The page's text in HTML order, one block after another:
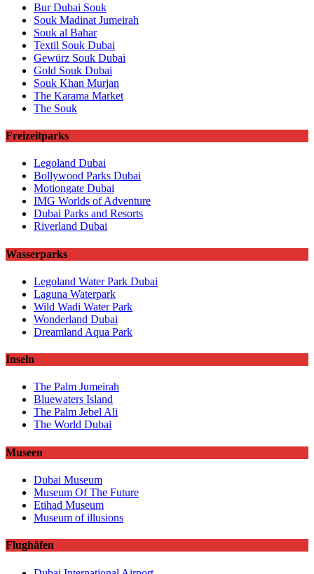
Bur Dubai Souk
Souk Madinat Jumeirah
Souk al Bahar
Textil Souk Dubai
Gewürz Souk Dubai
Gold Souk Dubai
Souk Khan Murjan
The Karama Market
The Souk
Freizeitparks
Legoland Dubai
Bollywood Parks Dubai
Motiongate Dubai
IMG Worlds of Adventure
Dubai Parks and Resorts
Riverland Dubai
Wasserparks
Legoland Water Park Dubai
Laguna Waterpark
Wild Wadi Water Park
Wonderland Dubai
Dreamland Aqua Park
Inseln
The Palm Jumeirah
Bluewaters Island
The Palm Jebel Ali
The World Dubai
Museen
Dubai Museum
Museum Of The Future
Etihad Museum
Museum of illusions
Flughäfen